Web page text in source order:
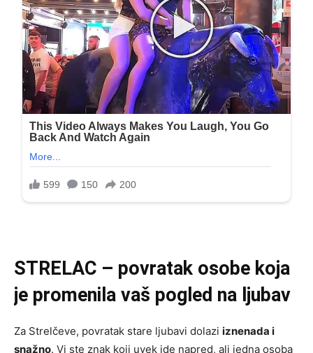
STRELAC – povratak osobe koja
je promenila vaš pogled na ljubav
Za Strelčeve, povratak stare ljubavi dolazi iznenada i
snažno. Vi ste znak koji uvek ide napred, ali jedna osoba